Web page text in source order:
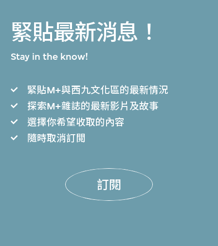
緊貼最新消息！
Stay in the know!
緊貼M+與西九文化區的最新情況
探索M+雜誌的最新影片及故事
選擇你希望收取的內容
隨時取消訂閲
訂閱